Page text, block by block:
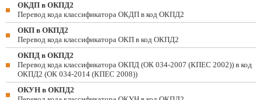
ОКДП в ОКПД2
Перевод кода классификатора ОКДП в код ОКПД2
ОКП в ОКПД2
Перевод кода классификатора ОКП в код ОКПД2
ОКПД в ОКПД2
Перевод кода классификатора ОКПД (ОК 034-2007 (КПЕС 2002)) в код
ОКПД2 (ОК 034-2014 (КПЕС 2008))
ОКУН в ОКПД2